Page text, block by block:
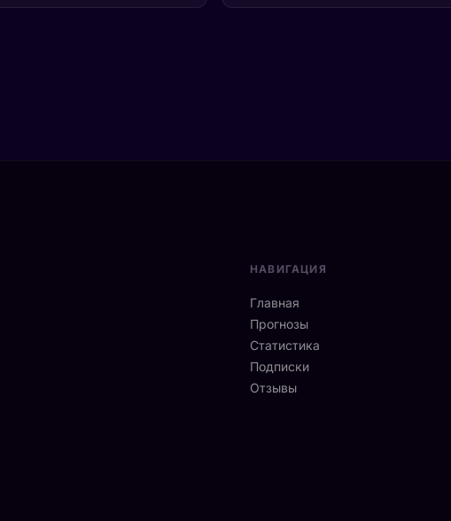
минуту. Разбираем, что
НАВИГАЦИЯ
Главная
Прогнозы
Статистика
Подписки
Отзывы